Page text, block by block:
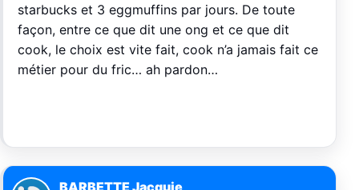
starbucks et 3 eggmuffins par jours. De toute
façon, entre ce que dit une ong et ce que dit
cook, le choix est vite fait, cook n’a jamais fait ce
métier pour du fric… ah pardon…
BARBETTE Jacquie